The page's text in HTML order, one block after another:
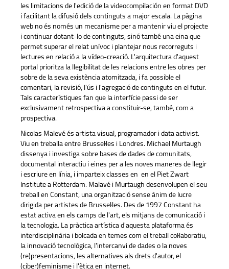
les limitacions de l'edició de la videocompilación en format DVD
i facilitant la difusió dels continguts a major escala. La pàgina
web no és només un mecanisme per a mantenir viu el projecte
i continuar dotant-lo de continguts, sinó també una eina que
permet superar el relat unívoc i plantejar nous recorreguts i
lectures en relació a la vídeo-creació. L'arquitectura d'aquest
portal prioritza la llegibilitat de les relacions entre les obres per
sobre de la seva existència atomitzada, i fa possible el
comentari, la revisió, l'ús i l'agregació de continguts en el futur.
Tals característiques fan que la interfície passi de ser
exclusivament retrospectiva a constituir-se, també, com a
prospectiva.
Nicolas Malevé és artista visual, programador i data activist.
Viu en treballa entre Brussel·les i Londres. Michael Murtaugh
dissenya i investiga sobre bases de dades de comunitats,
documental interactiu i eines per a les noves maneres de llegir
i escriure en línia, i imparteix classes en en el Piet Zwart
Institute a Rotterdam. Malavé i Murtaugh desenvolupen el seu
treball en Constant, una organització sense ànim de lucre
dirigida per artistes de Brussel·les. Des de 1997 Constant ha
estat activa en els camps de l'art, els mitjans de comunicació i
la tecnologia. La pràctica artística d'aquesta plataforma és
interdisciplinària i bolcada en temes com el treball col·laboratiu,
la innovació tecnològica, l'intercanvi de dades o la noves
(re)presentacions, les alternatives als drets d'autor, el
(ciber)feminisme i l'ètica en internet.